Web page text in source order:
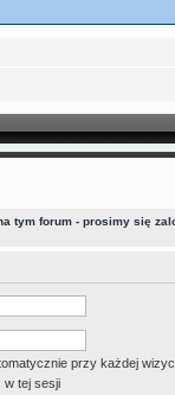
tym forum - prosimy się
przy każdej
w tej sesji